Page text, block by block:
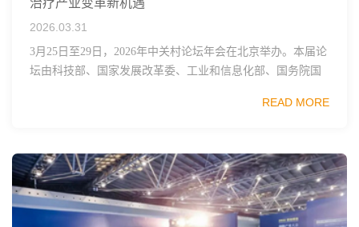
治疗产业变革新机遇
2026.03.31
3月25日至29日，2026年中关村论坛年会在北京举办。本届论
坛由科技部、国家发展改革委、工业和信息化部、国务院国
READ MORE